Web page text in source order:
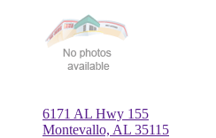
6171 AL Hwy 155
Montevallo, AL 35115